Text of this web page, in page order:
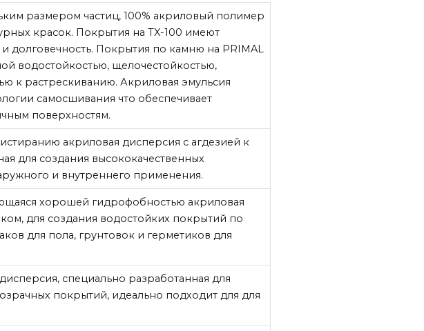
размером частиц, 100% акриловый полимер
красок. Покрытия на TX-100 имеют
долговечность. Покрытия по камню на PRIMAL
водостойкостью, щелочестойкостью,
к растрескиванию. Акриловая эмульсия
самосшивания что обеспечивает
поверхностям.
акриловая дисперсия с агдезией к
для создания высококачественных
и внутреннего применения.
хорошей гидрофобностью акриловая
для создания водостойких покрытий по
для пола, грунтовок и герметиков для
специально разработанная для
покрытий, идеально подходит для для